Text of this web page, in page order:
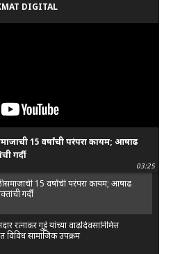
DIGITAL
15 वर्षांची परंपरा कायम; आषाढ
गर्दी
03:25
15 वर्षांची परंपरा कायम; आषाढ
गर्दी
रत्नाकर गुट्टे यांच्या वाढदिवसानिमित्त
विविध सामाजिक उपक्रम